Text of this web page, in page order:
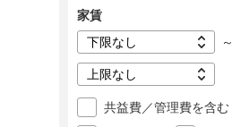
家賃
～
共益費／管理費を含む